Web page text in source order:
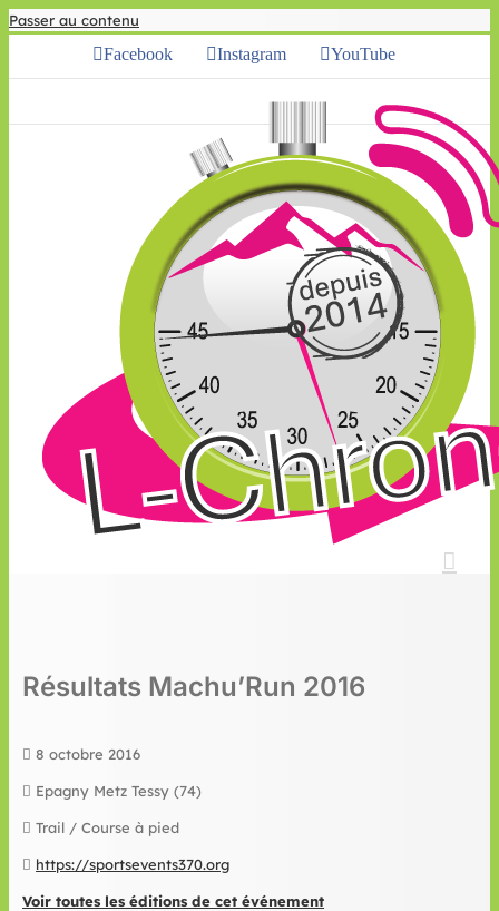
Passer au contenu
Facebook Instagram YouTube
Résultats Machu’Run 2016
8 octobre 2016
Epagny Metz Tessy (74)
Trail / Course à pied
https://sportsevents370.org
Voir toutes les éditions de cet événement